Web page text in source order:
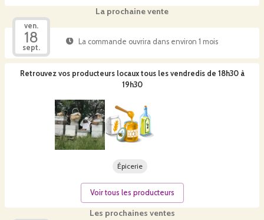
La prochaine vente
ven.
18
sept.
La commande ouvrira dans environ 1 mois
Les prochaines ventes
Retrouvez vos producteurs locaux tous les vendredis de 18h30 à
19h30
Épicerie
Voir tous les producteurs